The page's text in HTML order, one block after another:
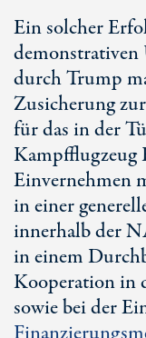
Ein solcher
durch Trump
Zusicherung
für das in der
Einvernehmen
in einer
innerhalb der
in einem
Kooperation in
sowie bei der